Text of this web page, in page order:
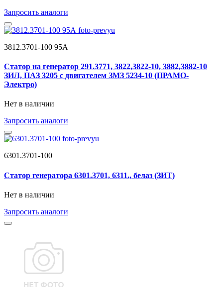
Запросить аналоги
3812.3701-100 95А
Статор на генератор 291.3771, 3822,3822-10, 3882,3882-10
ЗИЛ, ПАЗ 3205 с двигателем ЗМЗ 5234-10 (ПРАМО-
Электро)
Нет в наличии
Запросить аналоги
6301.3701-100
Статор генератора 6301.3701, 6311., белаз (ЗИТ)
Нет в наличии
Запросить аналоги